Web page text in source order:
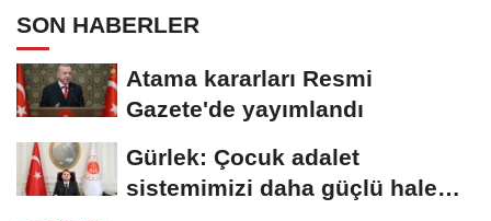
SON HABERLER
Atama kararları Resmi
Gazete'de yayımlandı
Gürlek: Çocuk adalet
sistemimizi daha güçlü hale